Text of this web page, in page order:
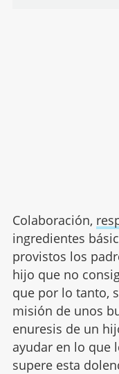
Colaboración,
ingredientes
provistos los
hijo que no
que por lo tanto,
misión de unos
enuresis de un
ayudar en lo que
supere esta